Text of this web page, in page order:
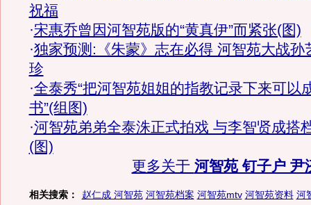
祝福
·宋惠乔曾因河智苑版的“黄真伊”而紧张(图)
·独家预测:《朱蒙》志在必得 河智苑大战孙
珍
·全泰秀“把河智苑姐姐的指教记录下来可以
书”(组图)
·河智苑弟弟全泰洙正式拍戏 与李智贤成搭
(图)
更多关于 河智苑 钉子户 尹
相关搜索： 赵仁成 河智苑 河智苑档案 河智苑mtv 河智苑资料 河